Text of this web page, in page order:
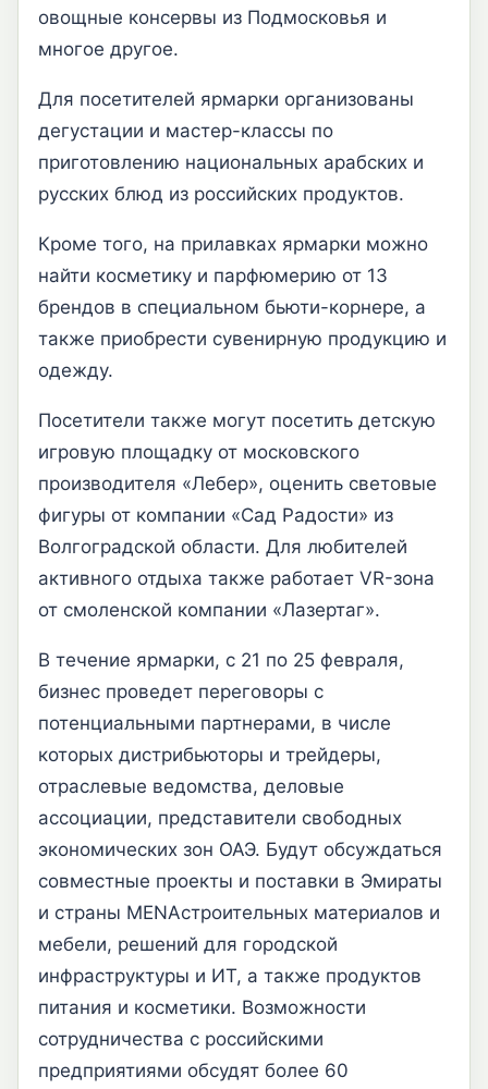
овощные консервы из Подмосковья и
многое другое.
Для посетителей ярмарки организованы
дегустации и мастер-классы по
приготовлению национальных арабских и
русских блюд из российских продуктов.
Кроме того, на прилавках ярмарки можно
найти косметику и парфюмерию от 13
брендов в специальном бьюти-корнере, а
также приобрести сувенирную продукцию и
одежду.
Посетители также могут посетить детскую
игровую площадку от московского
производителя «Лебер», оценить световые
фигуры от компании «Сад Радости» из
Волгоградской области. Для любителей
активного отдыха также работает VR-зона
от смоленской компании «Лазертаг».
В течение ярмарки, с 21 по 25 февраля,
бизнес проведет переговоры с
потенциальными партнерами, в числе
которых дистрибьюторы и трейдеры,
отраслевые ведомства, деловые
ассоциации, представители свободных
экономических зон ОАЭ. Будут обсуждаться
совместные проекты и поставки в Эмираты
и страны MENAстроительных материалов и
мебели, решений для городской
инфраструктуры и ИТ, а также продуктов
питания и косметики. Возможности
сотрудничества с российскими
предприятиями обсудят более 60